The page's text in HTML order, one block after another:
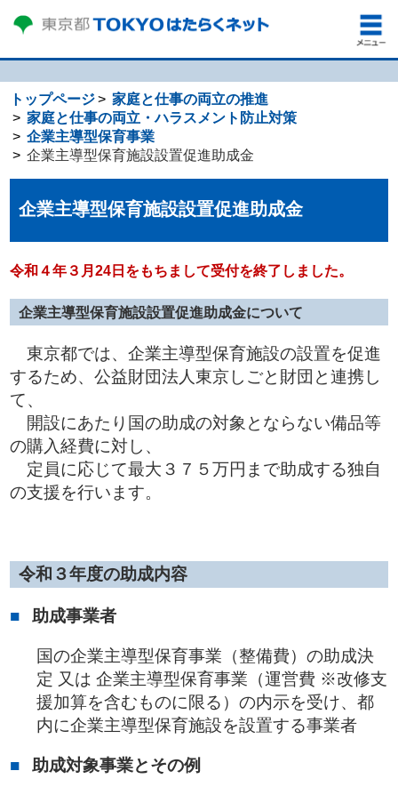
トップページ
家庭と仕事の両立の推進
家庭と仕事の両立・ハラスメント防止対策
企業主導型保育事業
企業主導型保育施設設置促進助成金
企業主導型保育施設設置促進助成金
令和４年３月24日をもちまして受付を終了しました。
企業主導型保育施設設置促進助成金について
東京都では、企業主導型保育施設の設置を促進
するため、公益財団法人東京しごと財団と連携し
て、
開設にあたり国の助成の対象とならない備品等
の購入経費に対し、
定員に応じて最大３７５万円まで助成する独自
の支援を行います。
令和３年度の助成内容
助成事業者
国の企業主導型保育事業（整備費）の助成決
定 又は 企業主導型保育事業（運営費 ※改修支
援加算を含むものに限る）の内示を受け、都
内に企業主導型保育施設を設置する事業者
助成対象事業とその例